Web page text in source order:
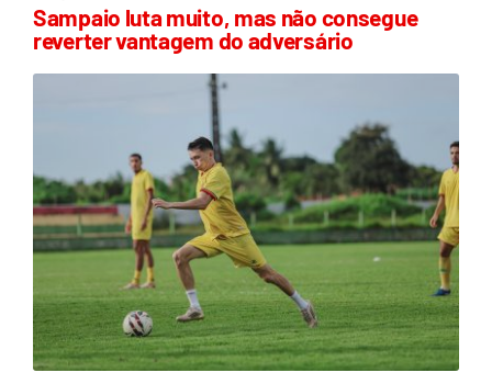
Sampaio luta muito, mas não consegue
reverter vantagem do adversário